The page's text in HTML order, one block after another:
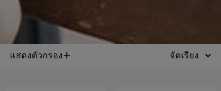
แสดงตัวกรอง+ จัดเรียง